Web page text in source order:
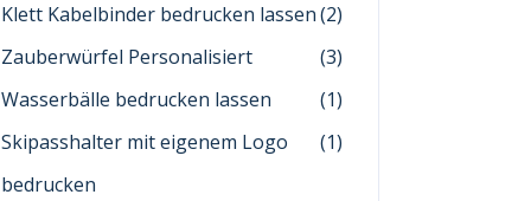
Klett Kabelbinder bedrucken lassen(2)
Zauberwürfel Personalisiert
(3)
Wasserbälle bedrucken lassen
(1)
Skipasshalter mit eigenem Logo
bedrucken
(1)